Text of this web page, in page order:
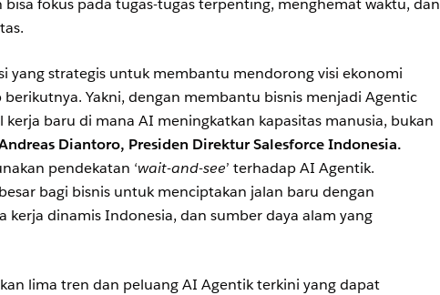
bisa fokus pada tugas-tugas terpenting, menghemat waktu, dan
yang strategis untuk membantu mendorong visi ekonomi
Yakni, dengan membantu bisnis menjadi Agentic
kerja baru di mana AI meningkatkan kapasitas manusia, bukan
Diantoro, Presiden Direktur Salesforce Indonesia.
pendekatan ‘wait-and-see’ terhadap AI Agentik.
bagi bisnis untuk menciptakan jalan baru dengan
kerja dinamis Indonesia, dan sumber daya alam yang
lima tren dan peluang AI Agentik terkini yang dapat